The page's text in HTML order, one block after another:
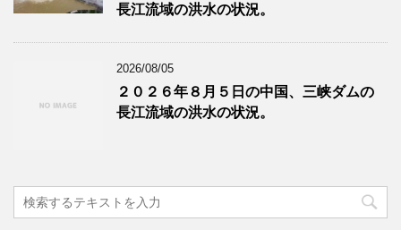
長江流域の洪水の状況。
2026/08/05
２０２６年８月５日の中国、三峡ダムの
長江流域の洪水の状況。